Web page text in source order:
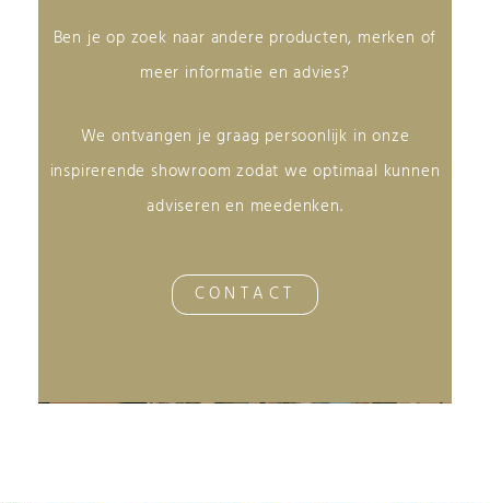
Ben je op zoek naar andere producten, merken of
meer informatie en advies?
We ontvangen je graag persoonlijk in onze
inspirerende showroom zodat we optimaal kunnen
adviseren en meedenken.
CONTACT